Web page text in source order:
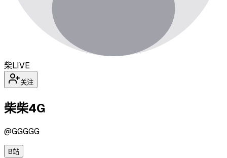
柴LIVE
关注
柴柴4G
@GGGGG
B站